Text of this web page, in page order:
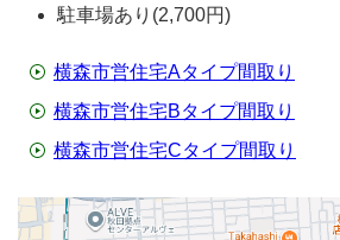
駐車場あり(2,700円)
横森市営住宅Aタイプ間取り
横森市営住宅Bタイプ間取り
横森市営住宅Cタイプ間取り